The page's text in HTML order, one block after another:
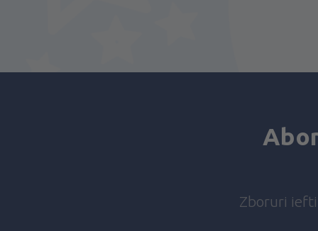
Zboruri